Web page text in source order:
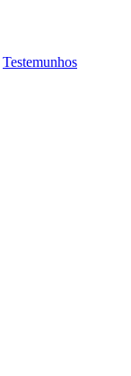
Testemunhos